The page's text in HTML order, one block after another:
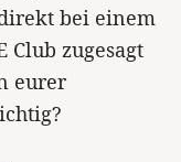
bei einem
Club zugesagt
eurer